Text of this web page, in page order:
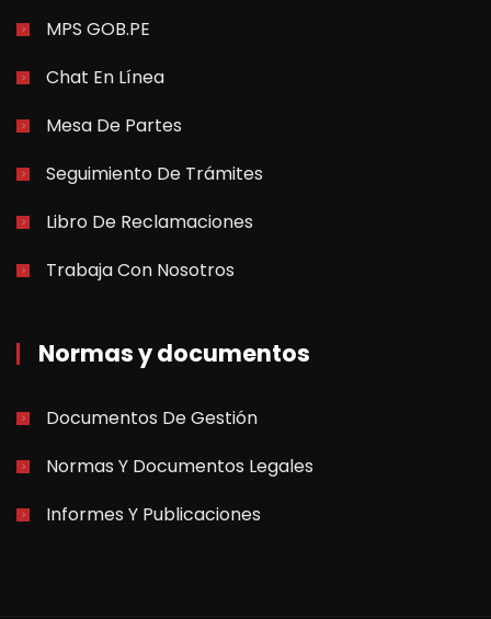
MPS GOB.PE
Chat En Línea
Mesa De Partes
Seguimiento De Trámites
Libro De Reclamaciones
Trabaja Con Nosotros
Normas y documentos
Documentos De Gestión
Normas Y Documentos Legales
Informes Y Publicaciones